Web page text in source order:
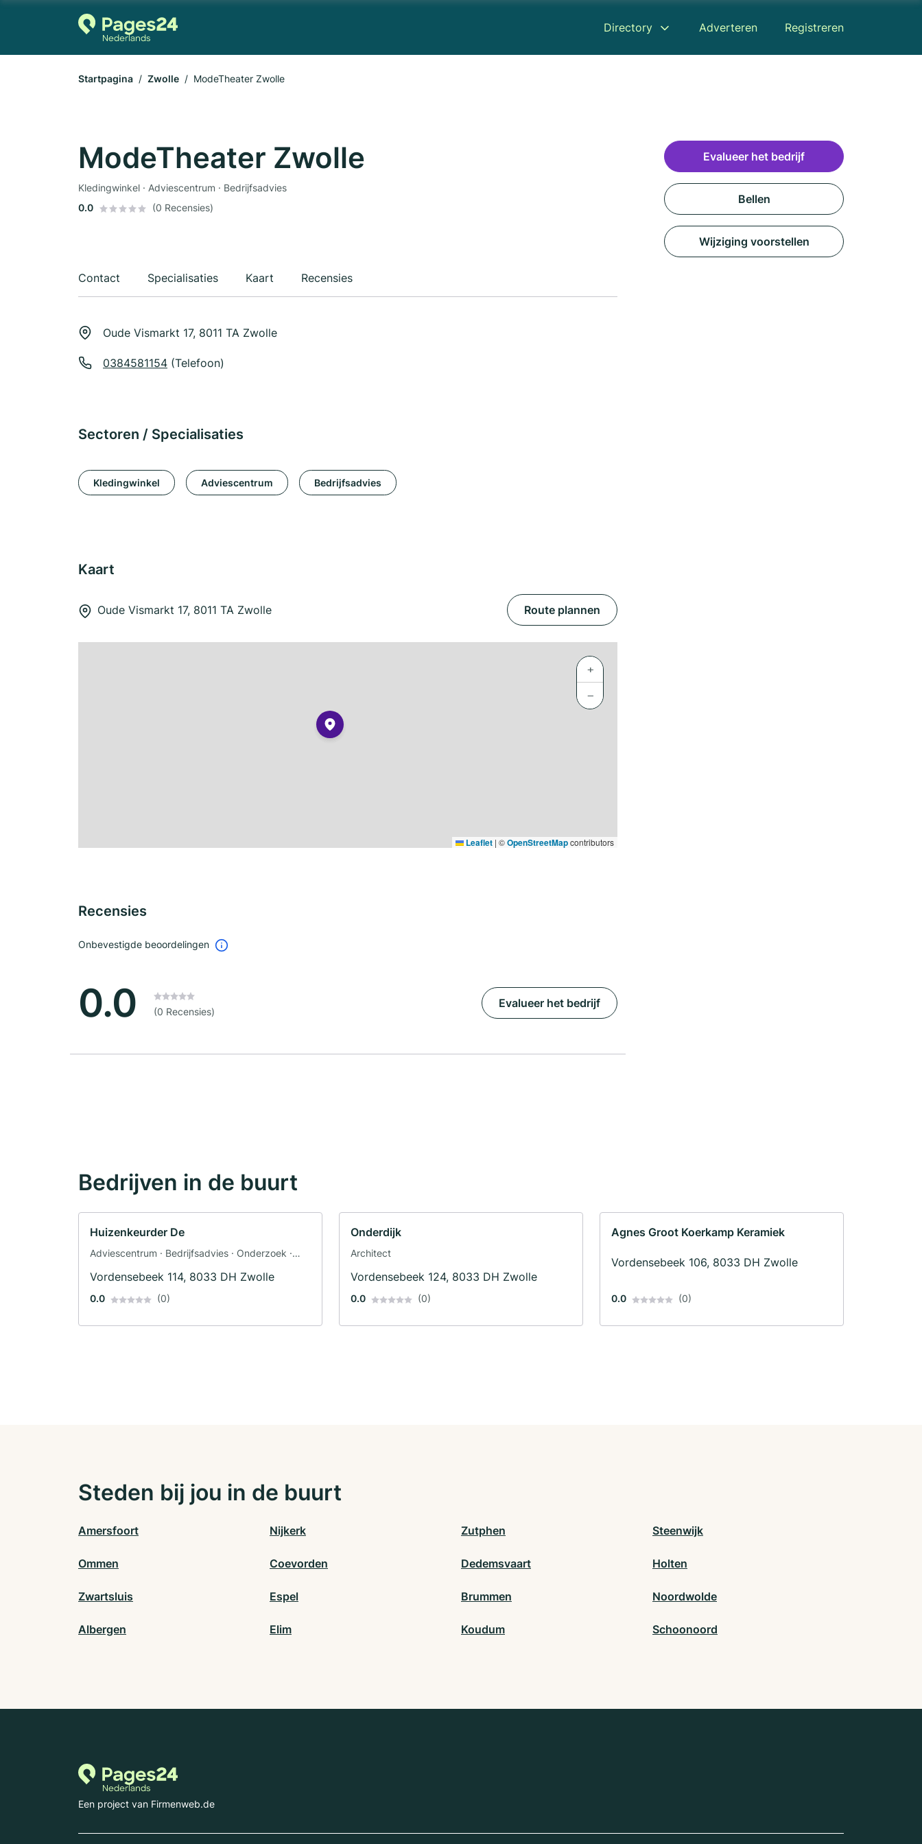
Directory Adverteren Registreren
Startpagina Zwolle ModeTheater Zwolle
ModeTheater Zwolle
Kledingwinkel · Adviescentrum · Bedrijfsadvies
0.0
(0 Recensies)
Contact Specialisaties Kaart Recensies
Oude Vismarkt 17, 8011 TA Zwolle
0384581154 (Telefoon)
Sectoren / Specialisaties
Kledingwinkel Adviescentrum Bedrijfsadvies
Kaart
Oude Vismarkt 17, 8011 TA Zwolle Route plannen
+
−
Leaflet | ©OpenStreetMapcontributors
Recensies
Onbevestigde beoordelingen
0.0 (0 Recensies)
Evalueer het bedrijf
Evalueer het bedrijf
Bellen
Wijziging voorstellen
Bedrijven in de buurt
Huizenkeurder De
Adviescentrum · Bedrijfsadvies · Onderzoek ·
Vordensebeek 114, 8033 DH Zwolle
0.0 (0)
Onderdijk
Architect
Vordensebeek 124, 8033 DH Zwolle
0.0 (0)
Agnes Groot Koerkamp Keramiek
Vordensebeek 106, 8033 DH Zwolle
0.0 (0)
Steden bij jou in de buurt
Amersfoort Nijkerk Zutphen Steenwijk
Ommen Coevorden Dedemsvaart Holten
Zwartsluis Espel Brummen Noordwolde
Albergen Elim Koudum Schoonoord
Een project van Firmenweb.de